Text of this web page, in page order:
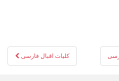
Post
navigation
کلیات اقبال فارسی